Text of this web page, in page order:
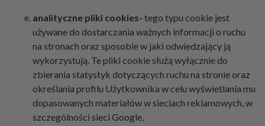
analityczne pliki cookies- tego typu cookie jest
używane do dostarczania ważnych informacji o ruchu
na stronach oraz sposobie w jaki odwiedzający ją
wykorzystują. Te pliki cookie służą wyłącznie do
zbierania statystyk dotyczących ruchu na stronie oraz
określania profilu Użytkownika w celu wyświetlania mu
dopasowanych materiałów w sieciach reklamowych, w
szczególności sieci Google,